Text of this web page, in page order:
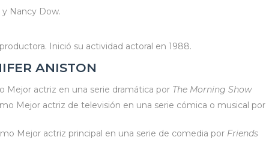
y Nancy Dow.
Inició su actividad actoral en 1988.
ANISTON
Mejor actriz en una serie dramática por The Morning Show
Mejor actriz de televisión en una serie cómica o musical por
Mejor actriz principal en una serie de comedia por Friends